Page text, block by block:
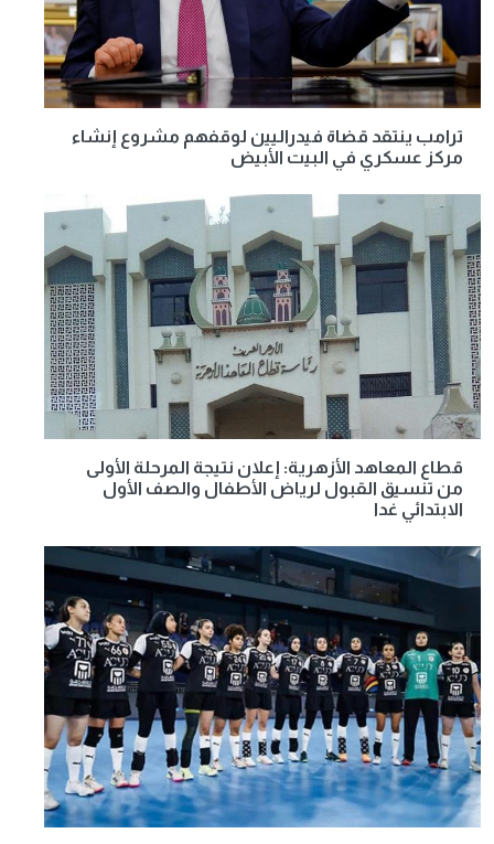
ترامب ينتقد قضاة فيدراليين لوقفهم مشروع إنشاء
مركز عسكري في البيت الأبيض
قطاع المعاهد الأزهرية: إعلان نتيجة المرحلة الأولى
من تنسيق القبول لرياض الأطفال والصف الأول
الابتدائي غدا